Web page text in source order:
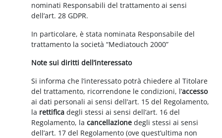
nominati Responsabili del trattamento ai sensi
dell’art. 28 GDPR.
In particolare, è stata nominata Responsabile del
trattamento la società “Mediatouch 2000”
Note sui diritti dell’interessato
Si informa che l’interessato potrà chiedere al Titolare
del trattamento, ricorrendone le condizioni, l’accesso
ai dati personali ai sensi dell’art. 15 del Regolamento,
la rettificadegli stessi ai sensi dell’art. 16 del
Regolamento, lacancellazione degli stessi ai sensi
dell’art. 17 del Regolamento (ove quest’ultima non